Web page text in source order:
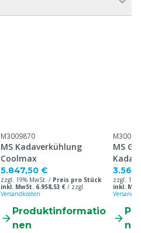
M3009870
MS Kadaverkühlung
Coolmax
5.847,50 €
zzgl. 19% MwSt. / Preis pro Stück
inkl. MwSt. 6.958,53 € / zzgl.
Versandkosten
Produktinformatio
nen
MS
zzgl.
inkl.